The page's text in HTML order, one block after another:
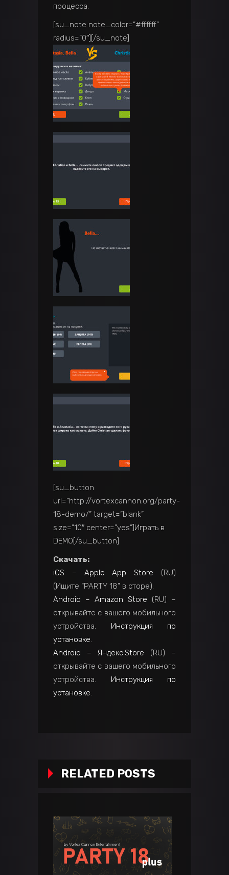
процесса.
[su_note note_color=”#ffffff”
radius=”0″] [/su_note]
[su_button
url=”http://vortexcannon.org/party-
18-demo/” target=”blank”
size=”10″ center=”yes”]Играть в
DEMO[/su_button]
Скачать:
iOS – Apple App Store (RU)
(Ищите “PARTY 18” в сторе).
Android – Amazon Store (RU) –
открывайте с вашего мобильного
устройства.
Инструкция по
установке.
Android – Яндекс.Store (RU) –
открывайте с вашего мобильного
устройства.
Инструкция по
установке.
RELATED POSTS